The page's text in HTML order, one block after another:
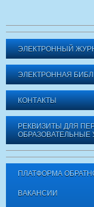
ЭЛЕКТРОННЫЙ
ЭЛЕКТРОННАЯ
КОНТАКТЫ
РЕКВИЗИТЫ ДЛЯ
ОБРАЗОВАТЕЛЬНЫЕ
ПЛАТФОРМА
ВАКАНСИИ